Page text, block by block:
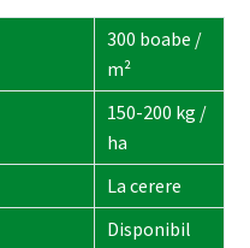
300 boabe /
m²
150-200 kg /
ha
La cerere
Disponibil